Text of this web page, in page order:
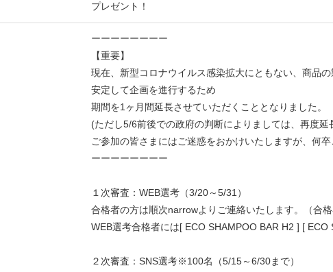
プレゼント！
ーーーーーーーー
【重要】
現在、新型コロナウイルス感染拡大にともない、商品の
安定して企画を進行するため
期間を1ヶ月間延長させていただくこととなりました。
(ただし5/6前後での政府の判断によりましては、再度延
ご参加の皆さまにはご迷惑をおかけいたしますが、何
ーーーーーーーー
１次審査：WEB選考（3/20～5/31）
合格者の方は順次narrowよりご連絡いたします。（合格
WEB選考合格者には[ ECO SHAMPOO BAR H2 ] [
２次審査：SNS選考※100名（5/15～6/30まで）